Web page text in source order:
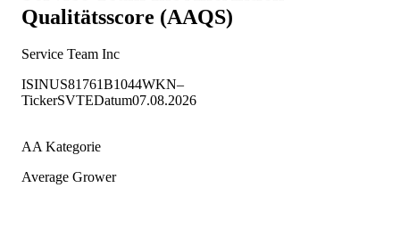
Qualitätsscore (AAQS)
Service Team Inc
ISINUS81761B1044WKN–
TickerSVTEDatum07.08.2026
AA Kategorie
Average Grower